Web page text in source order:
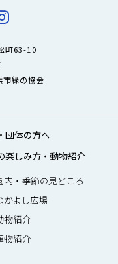
町63-10
市緑の協会
団体の方へ
楽しみ方・動物紹介
内・季節の見どころ
かよし広場
物紹介
物紹介